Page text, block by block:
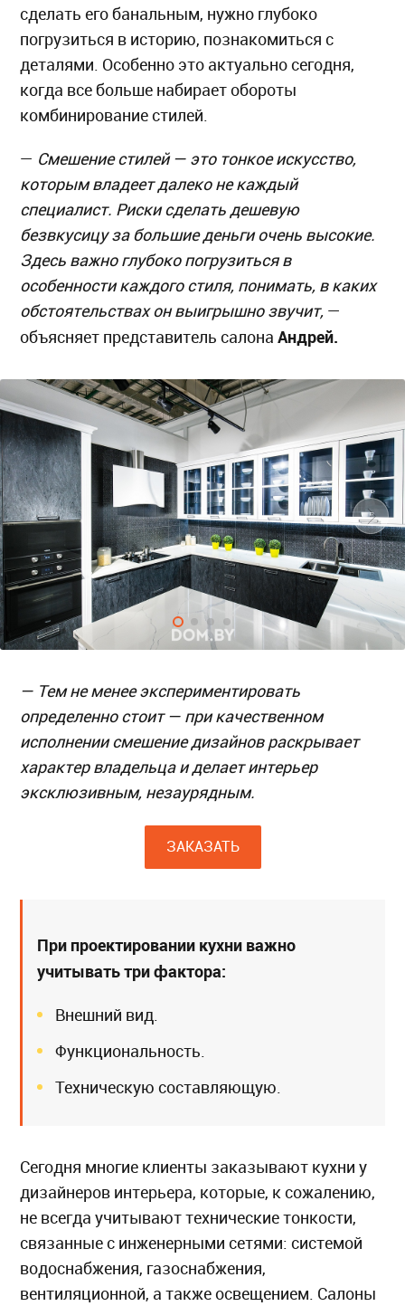
сделать его банальным, нужно глубоко
погрузиться в историю, познакомиться с
деталями. Особенно это актуально сегодня,
когда все больше набирает обороты
комбинирование стилей.
— Смешение стилей — это тонкое искусство,
которым владеет далеко не каждый
специалист. Риски сделать дешевую
безвкусицу за большие деньги очень высокие.
Здесь важно глубоко погрузиться в
особенности каждого стиля, понимать, в каких
обстоятельствах он выигрышно звучит, —
объясняет представитель салонаАндрей.
— Тем не менее экспериментировать
определенно стоит — при качественном
исполнении смешение дизайнов раскрывает
характер владельца и делает интерьер
эксклюзивным, незаурядным.
ЗАКАЗАТЬ
При проектировании кухни важно
учитывать три фактора:
Внешний вид.
Функциональность.
Техническую составляющую.
Сегодня многие клиенты заказывают кухни у
дизайнеров интерьера, которые, к сожалению,
не всегда учитывают технические тонкости,
связанные с инженерными сетями: системой
водоснабжения, газоснабжения,
вентиляционной, а также освещением. Салоны